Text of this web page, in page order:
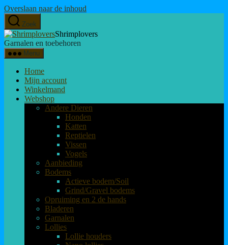
Overslaan naar de inhoud
Zoek
Shrimplovers
Garnalen en toebehoren
Menu
Home
Mijn account
Winkelmand
Webshop
Andere Dieren
Honden
Katten
Reptielen
Vissen
Vogels
Aanbieding
Bodems
Actieve bodem/Soil
Grind/Gravel bodems
Opruiming en 2 de hands
Bladeren
Garnalen
Lollies
Lollie houders